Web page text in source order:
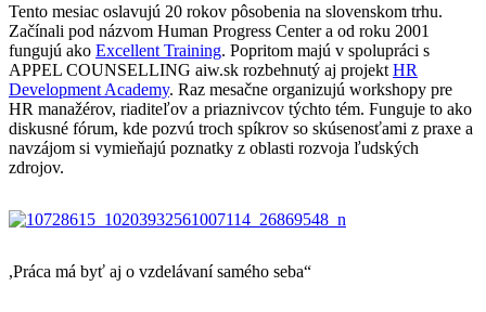
Tento mesiac oslavujú 20 rokov pôsobenia na slovenskom trhu.
Začínali pod názvom Human Progress Center a od roku 2001
fungujú ako Excellent Training. Popritom majú v spolupráci s
APPEL COUNSELLING aiw.sk rozbehnutý aj projekt HR
Development Academy. Raz mesačne organizujú workshopy pre
HR manažérov, riaditeľov a priaznivcov týchto tém. Funguje to ako
diskusné fórum, kde pozvú troch spíkrov so skúsenosťami z praxe a
navzájom si vymieňajú poznatky z oblasti rozvoja ľudských
zdrojov.
,Práca má byť aj o vzdelávaní samého seba“